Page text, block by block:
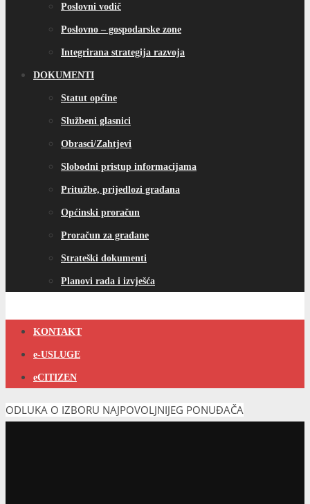
Poslovni vodič
Poslovno – gospodarske zone
Integrirana strategija razvoja
DOKUMENTI
Statut općine
Službeni glasnici
Obrasci/Zahtjevi
Slobodni pristup informacijama
Pritužbe, prijedlozi građana
Općinski proračun
Proračun za građane
Strateški dokumenti
Planovi rada i izvješća
KONTAKT
e-USLUGE
eCITIZEN
ODLUKA O IZBORU NAJPOVOLJNIJEG PONUĐAČA